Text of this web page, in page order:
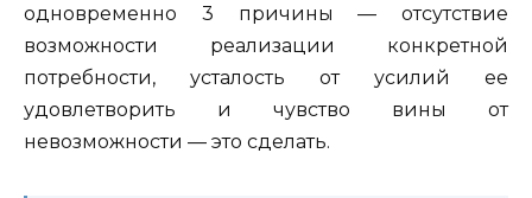
одновременно 3 причины — отсутствие
возможности реализации конкретной
потребности, усталость от усилий ее
удовлетворить и чувство вины от
невозможности — это сделать.